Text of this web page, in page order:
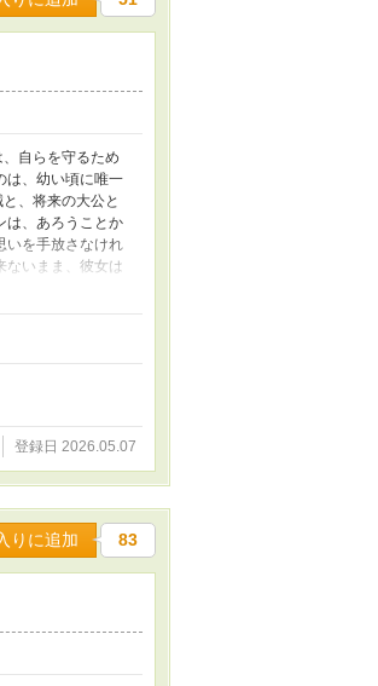
自らを守るため
は、幼い頃に唯一
、将来の大公と
は、あろうことか
いを手放さなけれ
ないまま、彼女は
世界のお話で
※不定期更新で
登録日 2026.05.07
りに追加 83